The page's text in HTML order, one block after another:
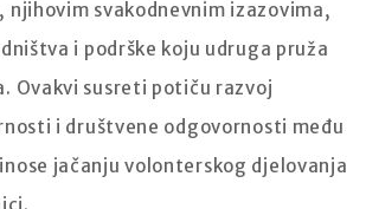
njihovim svakodnevnim izazovima,
i podrške koju udruga pruža
Ovakvi susreti potiču razvoj
i društvene odgovornosti među
jačanju volonterskog djelovanja